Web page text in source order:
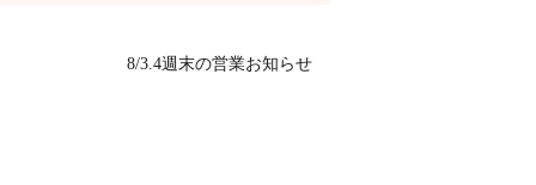
8/3.4週末の営業お知らせ